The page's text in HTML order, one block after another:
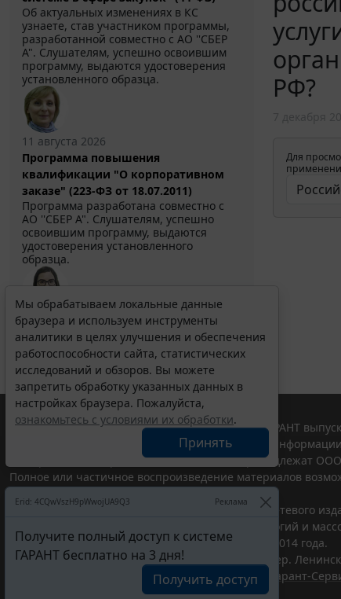
Об актуальных изменениях в КС
узнаете, став участником программы,
разработанной совместно с АО ''СБЕР
А". Слушателям, успешно освоившим
программу, выдаются удостоверения
установленного образца.
11 августа 2026
Программа повышения
квалификации "О корпоративном
заказе" (223-ФЗ от 18.07.2011)
Программа разработана совместно с
АО ''СБЕР А". Слушателям, успешно
освоившим программу, выдаются
удостоверения установленного
образца.
Выберите тему программы повышения квалификации
для юристов ...
РФ?
Для
Мы обрабатываем локальные данные
браузера и используем инструменты
аналитики в целях улучшения и обеспечения
работоспособности сайта, статистических
исследований и обзоров. Вы можете
запретить обработку указанных данных в
настройках браузера. Пожалуйста,
ознакомьтесь с условиями их обработки.
Принять
Erid: 4CQwVszH9pWwojUA9Q3 Реклама
Получите полный доступ к системе
ГАРАНТ бесплатно на 3 дня!
Получить доступ
© ООО "НПП "ГАРАНТ-СЕРВИС", 2026. Система ГАРАНТ
участниками Российской ассоциации правовой
Все права на материалы сайта ГАРАНТ.РУ принадлежат
Полное или частичное воспроизведение материалов
Портал ГАРАНТ.РУ зарегистрирован в качестве сетевого
надзору в сфере связи,информационных технологий и
(Роскомнадзором), Эл № ФС77-58365 от 18 июня 2014 года.
ООО "НПП "ГАРАНТ-СЕРВИС", 119234, г. Москва, тер.
Разработчик ЭПС Система ГАРАНТ – ООО "НПП "
Гарант-